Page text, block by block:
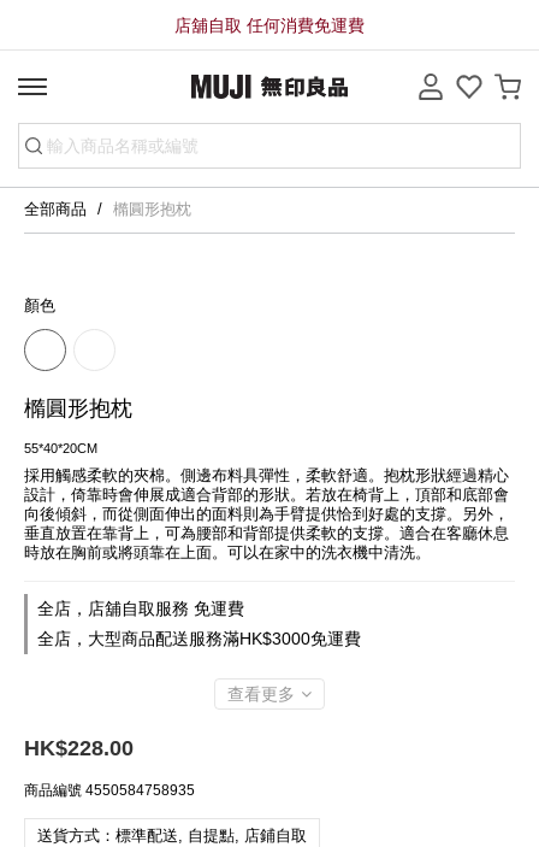
店舖自取 任何消費免運費
全部商品 橢圓形抱枕
顏色
橢圓形抱枕
55*40*20CM
採用觸感柔軟的夾棉。側邊布料具彈性，柔軟舒適。抱枕形狀經過精心
設計，倚靠時會伸展成適合背部的形狀。若放在椅背上，頂部和底部會
向後傾斜，而從側面伸出的面料則為手臂提供恰到好處的支撐。另外，
垂直放置在靠背上，可為腰部和背部提供柔軟的支撐。適合在客廳休息
時放在胸前或將頭靠在上面。可以在家中的洗衣機中清洗。
全店，店舖自取服務 免運費
全店，大型商品配送服務滿HK$3000免運費
查看更多
HK$228.00
商品編號 4550584758935
送貨方式：標準配送, 自提點, 店鋪自取